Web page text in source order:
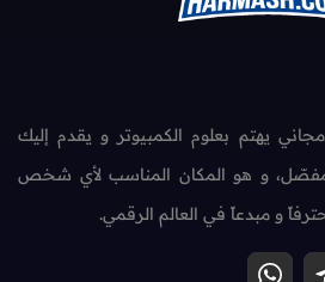
يهتم بعلوم الكمبيوتر و يقدم إليك
و هو المكان المناسب لأي شخص
و مبدعاً في العالم الرقمي.